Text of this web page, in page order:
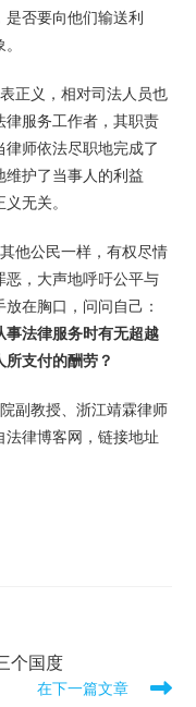
否要向他们输送利
正义，相对司法人员也
律服务工作者，其职责
师依法尽职地完成了
维护了当事人的利益
无关。
他公民一样，有权尽情
恶，大声地呼吁公平与
在胸口，问问自己：
事法律服务时有无超越
支付的酬劳？
副教授、浙江靖霖律师
法律博客网，链接地址
个国度
在下一篇文章